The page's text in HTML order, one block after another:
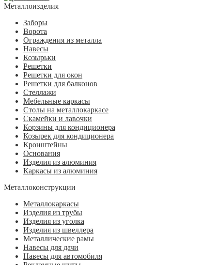
Металлоизделия
Заборы
Ворота
Ограждения из металла
Навесы
Козырьки
Решетки
Решетки для окон
Решетки для балконов
Стеллажи
Мебельные каркасы
Столы на металлокаркасе
Скамейки и лавочки
Корзины для кондиционера
Козырек для кондиционера
Кронштейны
Основания
Изделия из алюминия
Каркасы из алюминия
Металлоконструкции
Металлокаркасы
Изделия из трубы
Изделия из уголка
Изделия из швеллера
Металлические рамы
Навесы для дачи
Навесы для автомобиля